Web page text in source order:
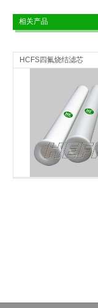
相关产品
HCFS四氟烧结滤芯
微过滤元件